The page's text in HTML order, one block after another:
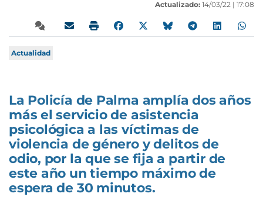
Actualizado: 14/03/22 | 17:08
Actualidad
La Policía de Palma amplía dos años
más el servicio de asistencia
psicológica a las víctimas de
violencia de género y delitos de
odio, por la que se fija a partir de
este año un tiempo máximo de
espera de 30 minutos.